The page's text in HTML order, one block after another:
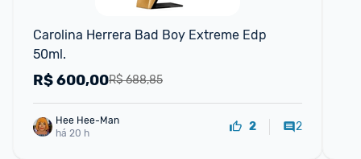
Carolina Herrera Bad Boy Extreme Edp
50ml.
R$ 688,85
R$600,00
Hee Hee-Man
há 20 h
2 2